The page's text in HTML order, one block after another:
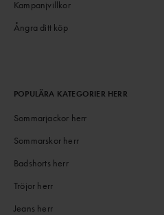
Kampanjvillkor
Ångra ditt köp
POPULÄRA KATEGORIER HERR
Sommarjackor herr
Sommarskor herr
Badshorts herr
Tröjor herr
Jeans herr